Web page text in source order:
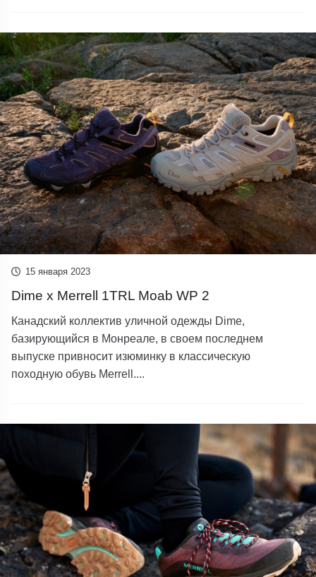
15 января 2023
Dime x Merrell 1TRL Moab WP 2
Канадский коллектив уличной одежды Dime,
базирующийся в Монреале, в своем последнем
выпуске привносит изюминку в классическую
походную обувь Merrell....